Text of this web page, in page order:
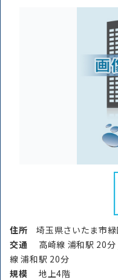
住所埼玉県さいたま
交通
高崎線 浦和駅 20
線 浦和駅 20分
規模
地上4階